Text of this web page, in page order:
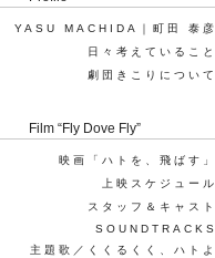
YASU MACHIDA｜町田 泰彦
日々考えていること
劇団きこりについて
Film “Fly Dove Fly”
映画「ハトを、飛ばす」
上映スケジュール
スタッフ＆キャスト
SOUNDTRACKS
主題歌／くくるくく、ハトよ